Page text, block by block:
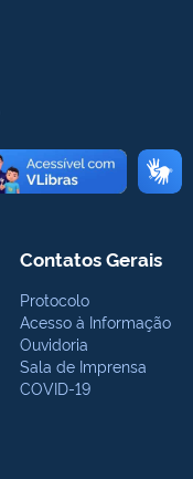
Contatos Gerais
Protocolo
Acesso à Informação
Ouvidoria
Sala de Imprensa
COVID-19